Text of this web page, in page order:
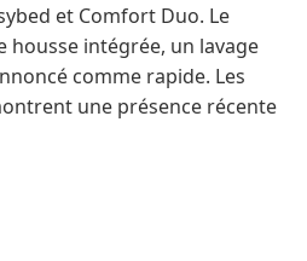
et Comfort Duo. Le
housse intégrée, un lavage
comme rapide. Les
une présence récente